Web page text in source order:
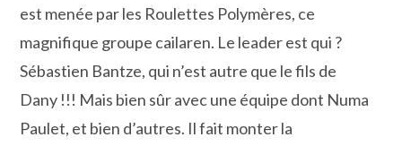
est menée par les Roulettes Polymères, ce
magnifique groupe cailaren. Le leader est qui ?
Sébastien Bantze, qui n’est autre que le fils de
Dany !!! Mais bien sûr avec une équipe dont Numa
Paulet, et bien d’autres. Il fait monter la